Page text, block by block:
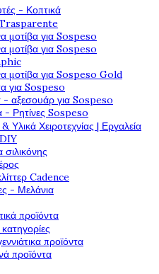
- Κοπτικά
μοτίβα για Sospeso
μοτίβα για Sospeso
μοτίβα για Sospeso Gold
για Sospeso
- αξεσουάρ για Sospeso
Ρητίνες Sospeso
Υλικά Χειροτεχνίας | Εργαλεία
σιλικόνης
Cadence
- Μελάνια
προϊόντα
προϊόντα
προϊόντα